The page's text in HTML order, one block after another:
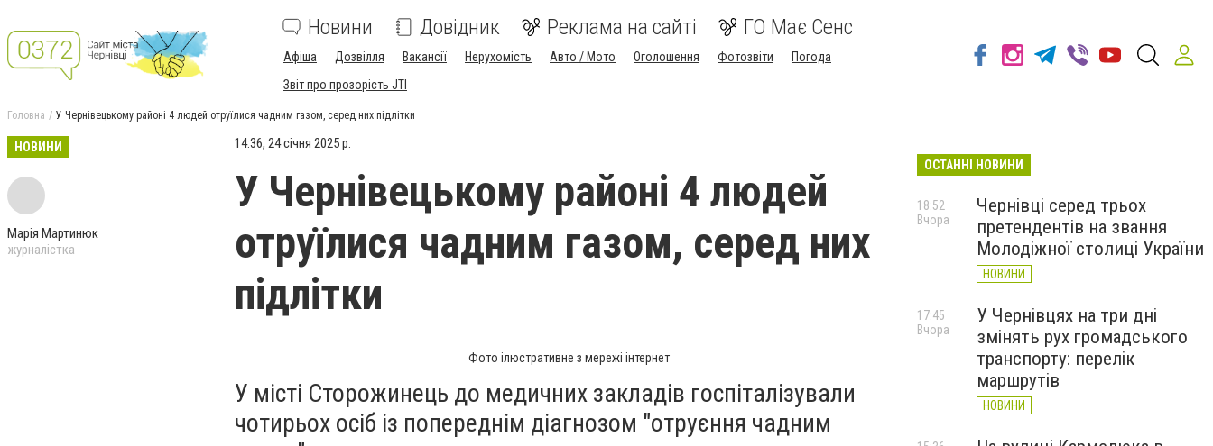
Новини Довідник Реклама на сайті ГО Має Сенс
Афіша Дозвілля Вакансії Нерухомість Авто / Мото Оголошення Фотозвіти
Погода
Звіт про прозорість JTI
Головна У Чернівецькому районі 4 людей отруїлися чадним газом, серед них підлітки
НОВИНИ
Марія Мартинюк
журналістка
14:36, 24 січня 2025 р.
У Чернівецькому районі 4 людей
отруїлися чадним газом, серед них
підлітки
Фото ілюстративне з мережі інтернет
У місті Сторожинець до медичних закладів госпіталізували
чотирьох осіб із попереднім діагнозом "отруєння чадним
ОСТАННІ НОВИНИ
Чернівці серед трьох
претендентів на звання
Молодіжної столиці України
НОВИНИ
18:52
Вчора
У Чернівцях на три дні
змінять рух громадського
транспорту: перелік
маршрутів
НОВИНИ
17:45
Вчора